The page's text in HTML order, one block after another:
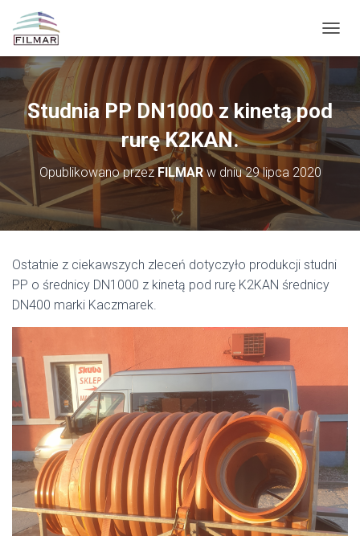
R
Z
Ł
Ą
C
N
J
Studnia PP DN1000 z kinetą pod
rurę K2KAN.
Opublikowano przezFILMARw dniu29 lipca 2020
Ostatnie z ciekawszych zleceń dotyczyło produkcji studni
PP o średnicy DN1000 z kinetą pod rurę K2KAN średnicy
DN400 marki Kaczmarek.